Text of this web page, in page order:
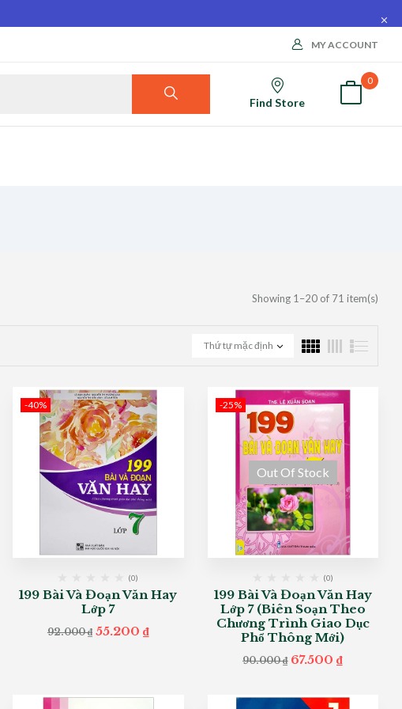
MY ACCOUNT
Find Store
0
Showing 1–20 of 71 item(s)
Thứ tự mặc định
-40%
(0)
199 Bài Và Đoạn Văn Hay
Lớp 7
92.000₫ Original
55.200 ₫Current
-25%
Out Of Stock
(0)
199 Bài Và Đoạn Văn Hay
Lớp 7 (Biên Soạn Theo
Chương Trình Giao Dục
Phổ Thông Mới)
90.000₫ Original
90.000 ₫.
67.500₫Current
67.500 ₫.